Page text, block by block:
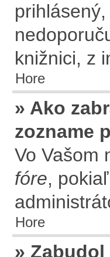
knižnici, z
Hore
» Ako
zozname
Vo Vašom
fóre,
Hore
»